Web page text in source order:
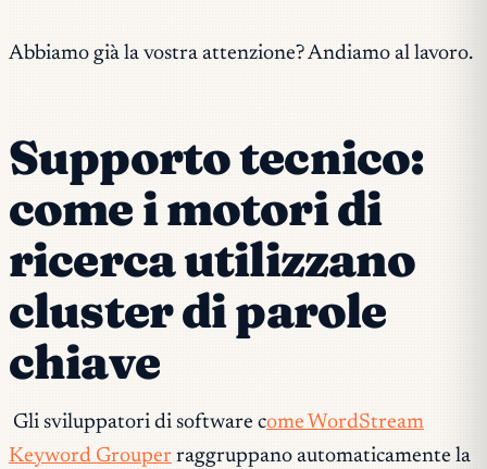
Abbiamo già la vostra attenzione? Andiamo al lavoro.
Supporto tecnico:
come i motori di
ricerca utilizzano
cluster di parole
chiave
Gli sviluppatori di software come WordStream
Keyword Grouper raggruppano automaticamente la